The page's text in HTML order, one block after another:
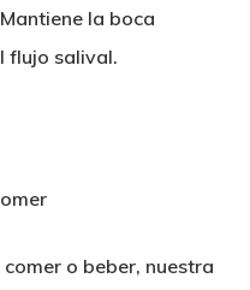
Mantiene la boca
flujo salival.
o beber, nuestra